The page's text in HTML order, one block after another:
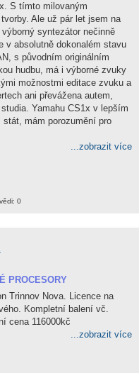
S tímto milovaným
Ale už pár let jsem na
syntezátor nečinně
v absolutně dokonalém stavu
s původním originálním
hudbu, má i výborné zvuky
možnostmi editace zvuku a
ani převážena autem,
Yamahu CS1x v lepším
mám porozumění pro
...zobrazit více
0
PROCESORY
Trinnov Nova. Licence na
Kompletní balení vč.
cena 116000kč
...zobrazit více